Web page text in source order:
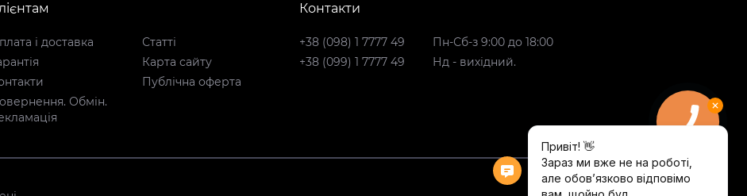
і доставка
Обмін.
Статті
Карта сайту
Публічна оферта
Контакти
+38 (098) 1 7777 49
+38 (099) 1 7777 49
Пн-Сб-з 9:00 до 18:00
Нд - вихідний.